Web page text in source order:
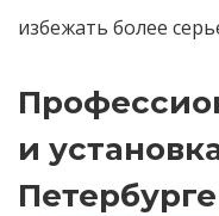
избежать более
и
Петербурге